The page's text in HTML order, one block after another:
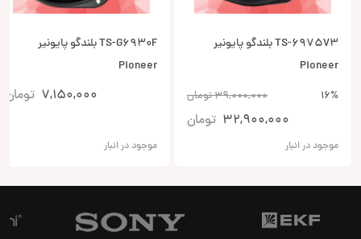
TS-6975V3 بلندگو پایونیر
Pioneer
16%
39,000,000تومان
32,900,000 تومان
موجود در انبار
TS-G6930F بلندگو پایونیر
Pioneer
7,150,000 تومان
موجود در انبار